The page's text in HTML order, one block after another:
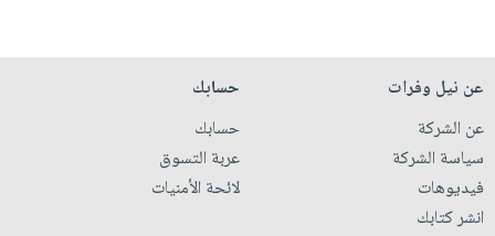
عن نيل وفرات
عن الشركة
سياسة الشركة
فيديوهات
انشر كتابك
حسابك
حسابك
عربة التسوق
لائحة الأمنيات